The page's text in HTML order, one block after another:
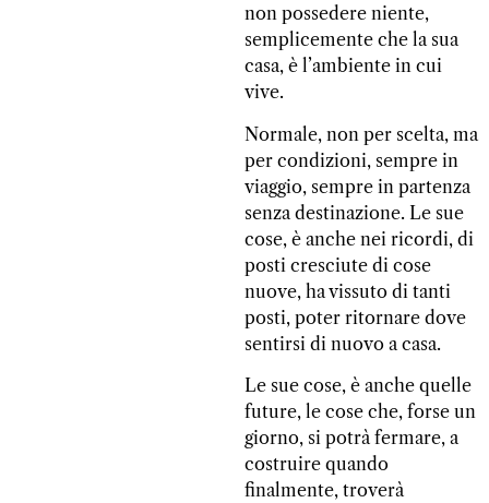
non possedere niente,
semplicemente che la sua
casa, è l’ambiente in cui
vive.
Normale, non per scelta, ma
per condizioni, sempre in
viaggio, sempre in partenza
senza destinazione. Le sue
cose, è anche nei ricordi, di
posti cresciute di cose
nuove, ha vissuto di tanti
posti, poter ritornare dove
sentirsi di nuovo a casa.
Le sue cose, è anche quelle
future, le cose che, forse un
giorno, si potrà fermare, a
costruire quando
finalmente, troverà